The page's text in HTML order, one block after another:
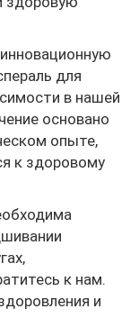
для
в нашей
основано
опыте,
к здоровому
к нам.
и